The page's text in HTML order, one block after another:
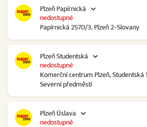
Plzeň Papírnická
Papírnická 2570/3, Plzeň 2-Slovany
nedostupné
Plzeň Studentská
Komerční centrum Plzeň, Studentská
Severní předměstí
nedostupné
Plzeň Úslava
nedostupné